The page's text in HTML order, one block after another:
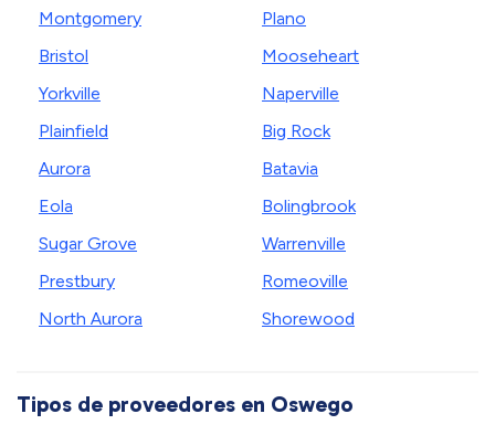
Montgomery
Bristol
Yorkville
Plainfield
Aurora
Eola
Sugar Grove
Prestbury
North Aurora
Plano
Mooseheart
Naperville
Big Rock
Batavia
Bolingbrook
Warrenville
Romeoville
Shorewood
Tipos de proveedores en Oswego